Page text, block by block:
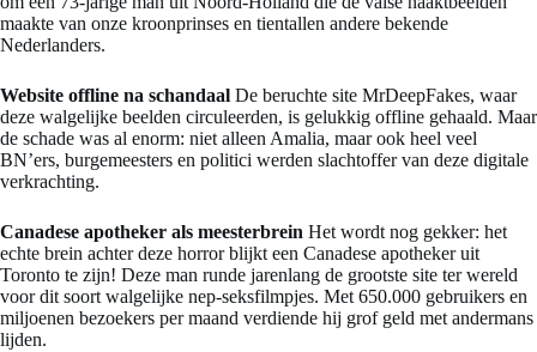
maakte van onze kroonprinses en tientallen andere bekende
Nederlanders.
Website offline na schandaal De beruchte site MrDeepFakes, waar
deze walgelijke beelden circuleerden, is gelukkig offline gehaald. Maar
de schade was al enorm: niet alleen Amalia, maar ook heel veel
BN’ers, burgemeesters en politici werden slachtoffer van deze digitale
verkrachting.
Canadese apotheker als meesterbrein Het wordt nog gekker: het
echte brein achter deze horror blijkt een Canadese apotheker uit
Toronto te zijn! Deze man runde jarenlang de grootste site ter wereld
voor dit soort walgelijke nep-seksfilmpjes. Met 650.000 gebruikers en
miljoenen bezoekers per maand verdiende hij grof geld met andermans
lijden.